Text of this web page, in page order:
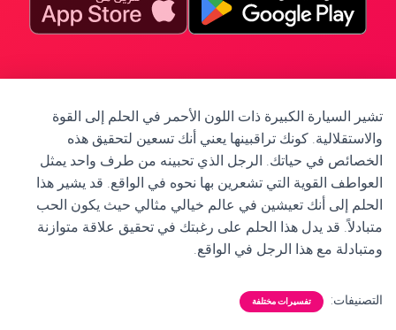
تشير السيارة الكبيرة ذات اللون الأحمر في الحلم إلى القوة
والاستقلالية. كونك تراقبينها يعني أنك تسعين لتحقيق هذه
الخصائص في حياتك. الرجل الذي تحبينه من طرف واحد يمثل
العواطف القوية التي تشعرين بها نحوه في الواقع. قد يشير هذا
الحلم إلى أنك تعيشين في عالم خيالي مثالي حيث يكون الحب
متبادلاً. قد يدل هذا الحلم على رغبتك في تحقيق علاقة متوازنة
ومتبادلة مع هذا الرجل في الواقع.
التصنيفات: تفسيرات مختلفة